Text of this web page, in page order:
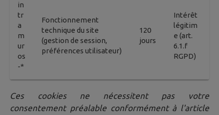
in
tr
a
m
ur
os
-*
Fonctionnement
technique du site
(gestion de session,
préférences utilisateur)
120
jours
Intérêt
légitim
e (art.
6.1.f
RGPD)
Ces cookies ne nécessitent pas votre
consentement préalable conformément à l'article